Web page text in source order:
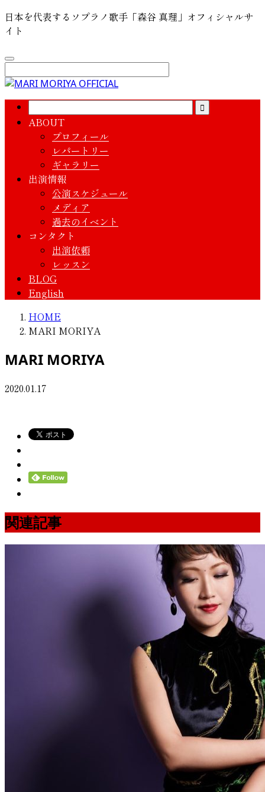
日本を代表するソプラノ歌手「森谷 真理」オフィシャルサ
イト
ABOUT
プロフィール
レパートリー
ギャラリー
出演情報
公演スケジュール
メディア
過去のイベント
コンタクト
出演依頼
レッスン
BLOG
English
HOME
MARI MORIYA
MARI MORIYA
2020.01.17
関連記事